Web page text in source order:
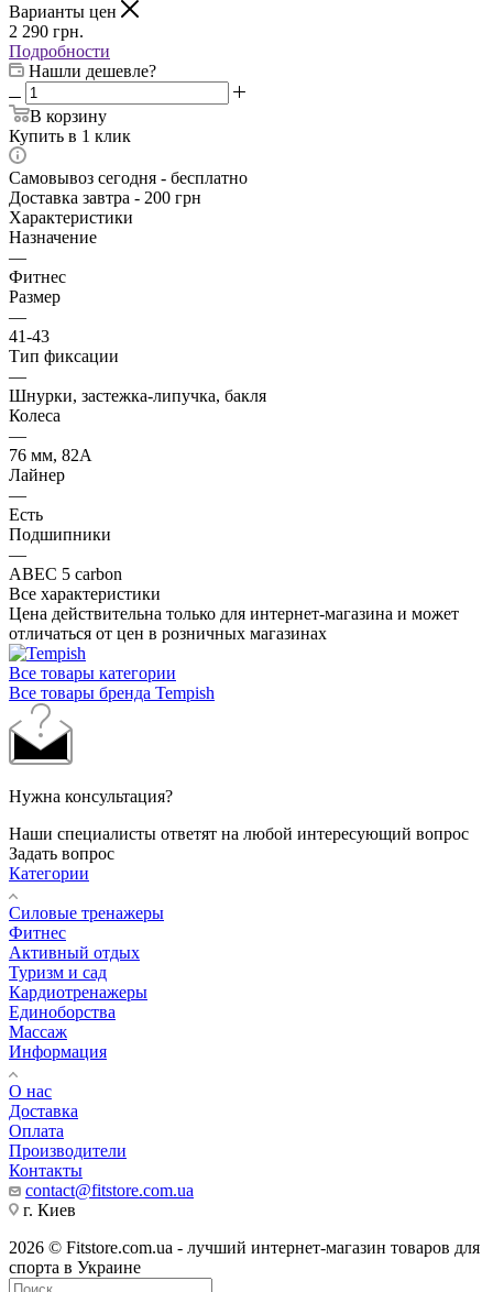
Варианты цен
2 290 грн.
Подробности
Нашли дешевле?
В корзину
Купить в 1 клик
Самовывоз сегодня - бесплатно
Доставка завтра - 200 грн
Характеристики
Назначение
—
Фитнес
Размер
—
41-43
Тип фиксации
—
Шнурки, застежка-липучка, бакля
Колеса
—
76 мм, 82A
Лайнер
—
Есть
Подшипники
—
ABEC 5 carbon
Все характеристики
Цена действительна только для интернет-магазина и может
отличаться от цен в розничных магазинах
Все товары категории
Все товары бренда Tempish
Нужна консультация?
Наши специалисты ответят на любой интересующий вопрос
Задать вопрос
Категории
Силовые тренажеры
Фитнес
Активный отдых
Туризм и сад
Кардиотренажеры
Единоборства
Массаж
Информация
О нас
Доставка
Оплата
Производители
Контакты
contact@fitstore.com.ua
г. Киев
2026 © Fitstore.com.ua - лучший интернет-магазин товаров для
спорта в Украине